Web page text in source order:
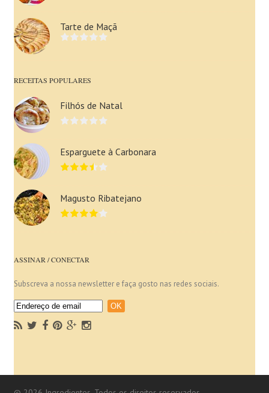
Tarte de Maçã
RECEITAS POPULARES
Filhós de Natal
Esparguete à Carbonara
Magusto Ribatejano
ASSINAR / CONECTAR
Subscreva a nossa newsletter e faça gosto nas redes sociais.